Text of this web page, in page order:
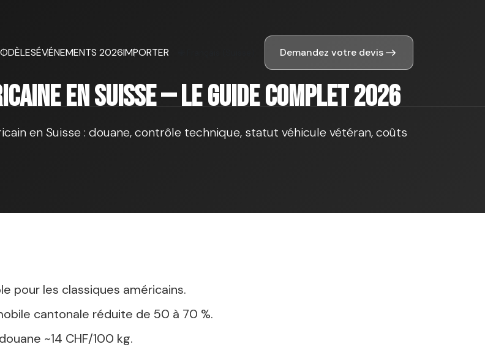
ÉVÉNEMENTS 2026IMPORTER Demandez votre devis
en Suisse — Le guide complet 2026
en Suisse : douane, contrôle technique, statut véhicule vétéran, coûts
pour les classiques américains.
cantonale réduite de 50 à 70 %.
~14 CHF/100 kg.